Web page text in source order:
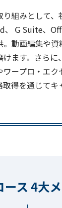
組みとして、
G Suite、
。動画編集や
ます。さらに
ワープロ・エ
得を通じて
ス 4大